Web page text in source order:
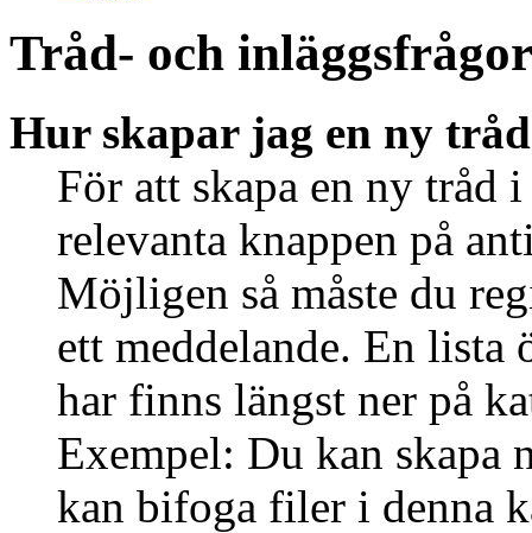
Tråd- och inläggsfrågor
Hur skapar jag en ny
För att skapa en ny tråd
relevanta knappen på
Möjligen så måste du
ett meddelande. En
har finns längst ner på
Exempel: Du kan skapa
kan bifoga filer i denna